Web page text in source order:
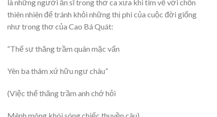
là những người ẩn sĩ trong thơ ca xưa khi tìm về với chốn
thiên nhiên để tránh khỏi những thị phi của cuộc đời giống
như trong thơ của Cao Bá Quát:
“Thế sự thăng trầm quân mặc vấn
Yên ba thâm xứ hữu ngư châu”
(Việc thế thăng trầm anh chớ hỏi
Mênh mông khói sóng chiếc thuyền câu)